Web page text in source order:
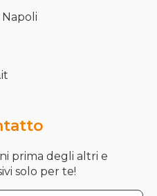
Napoli
prima degli altri e
solo per te!